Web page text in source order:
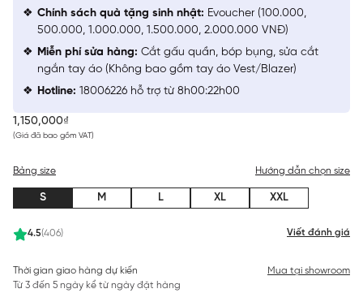
1,150,000₫
(Giá đã bao gồm VAT)
4.5(406) Viết đánh giá
Bảng size Hướng dẫn chọn size
S M L XL XXL
Thời gian giao hàng dự kiến
Từ 3 đến 5 ngày kể từ ngày đặt hàng
Mua tại showroom
Chính sách quà tặng sinh nhật: Evoucher (100.000,
500.000, 1.000.000, 1.500.000, 2.000.000 VNĐ)
Miễn phí sửa hàng: Cắt gấu quần, bóp bụng, sửa cắt
ngắn tay áo (Không bao gồm tay áo Vest/Blazer)
Hotline: 18006226 hỗ trợ từ 8h00:22h00